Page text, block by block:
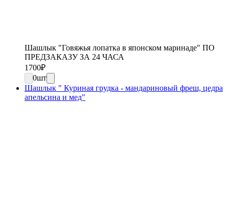
Шашлык "Говяжья лопатка в японском маринаде" ПО
ПРЕДЗАКАЗУ ЗА 24 ЧАСА
1700₽
0шт
Шашлык " Куриная грудка - мандариновый фреш, цедра
апельсина и мед"